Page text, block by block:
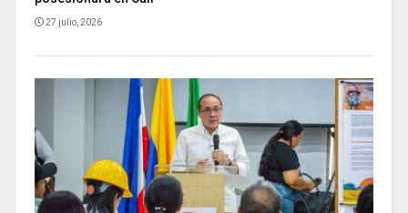
27 julio, 2026